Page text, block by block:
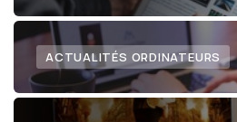
ACTUALITÉS ORDINATEURS